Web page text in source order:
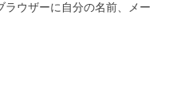
ラウザーに自分の名前、メー